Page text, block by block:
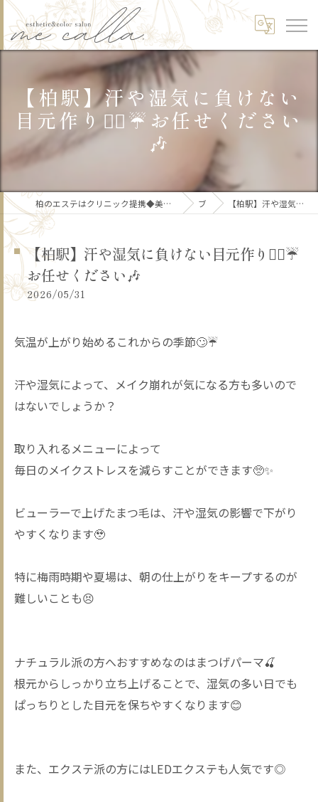
【柏駅】汗や湿気に負けない
目元作り✌🏻☔️お任せください
🎶
柏のエステはクリニック提携◆美肌/リフトアップ/痩身/骨格矯正/頭皮ケア/ブライダルme calla.【ミーカラー】 ブログ 【柏駅】汗や湿気に負けない目元作り✌🏻☔️お任せください🎶
【柏駅】汗や湿気に負けない目元作り✌🏻☔️
お任せください🎶
2026/05/31
気温が上がり始めるこれからの季節🙄☔️
汗や湿気によって、メイク崩れが気になる方も多いので
はないでしょうか？
取り入れるメニューによって
毎日のメイクストレスを減らすことができます🥺✨
ビューラーで上げたまつ毛は、汗や湿気の影響で下がり
やすくなります🥹
特に梅雨時期や夏場は、朝の仕上がりをキープするのが
難しいことも😣
ナチュラル派の方へおすすめなのはまつげパーマ🍒
根元からしっかり立ち上げることで、湿気の多い日でも
ぱっちりとした目元を保ちやすくなります😊
また、エクステ派の方にはLEDエクステも人気です◎